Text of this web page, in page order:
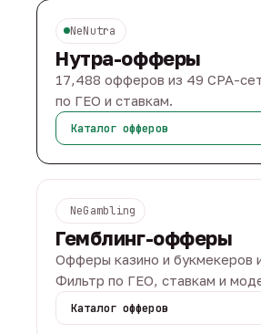
NeNutra
Нутра-офферы
17,488 офферов из 49 CPA-
по ГЕО и ставкам.
Каталог офферов
NeGambling
Гемблинг-офферы
Офферы казино и букмекеров
Фильтр по ГЕО, ставкам и
Каталог офферов